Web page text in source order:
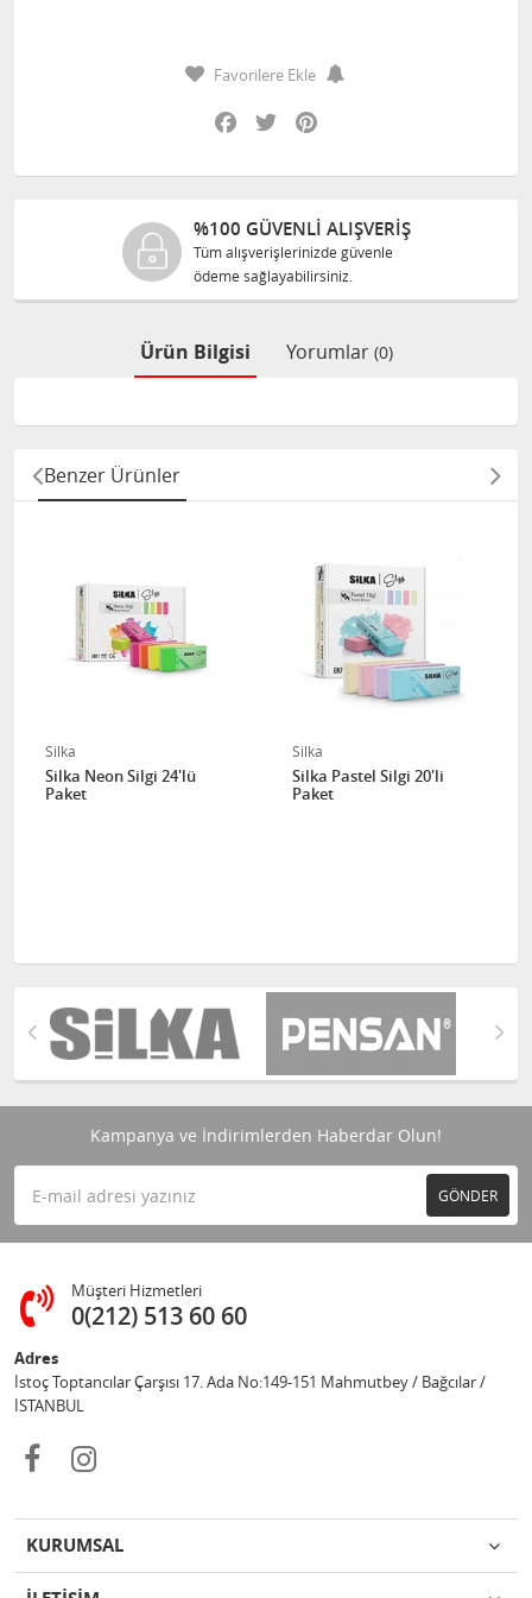
Favorilere Ekle
Facebook
Twitter
%100 GÜVENLİ ALIŞVERİŞ
Tüm alışverişlerinizde güvenle
ödeme sağlayabilirsiniz.
Ürün Bilgisi Yorumlar (0)
Benzer Ürünler
Silka
Silka Neon Silgi 24'lü
Paket
Silka
Silka Pastel Silgi 20'li
Paket
Kampanya ve İndirimlerden Haberdar Olun!
GÖNDER
Müşteri Hizmetleri
0(212) 513 60 60
Adres
İstoç Toptancılar Çarşısı 17. Ada No:149-151 Mahmutbey / Bağcılar /
İSTANBUL
KURUMSAL